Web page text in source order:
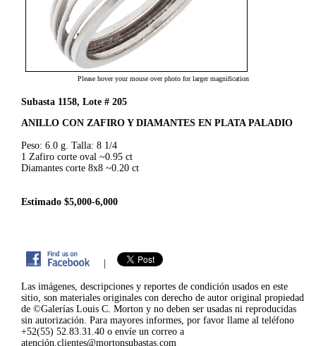
Please hover your mouse over photo for larger magnification
Subasta 1158, Lote # 205
ANILLO CON ZAFIRO Y DIAMANTES EN PLATA PALADIO
Peso: 6.0 g. Talla: 8 1/4
1 Zafiro corte oval ~0.95 ct
Diamantes corte 8x8 ~0.20 ct
Estimado $5,000-6,000
|
Las imágenes, descripciones y reportes de condición usados en este
sitio, son materiales originales con derecho de autor original propiedad
de ©Galerías Louis C. Morton y no deben ser usadas ni reproducidas
sin autorización. Para mayores informes, por favor llame al teléfono
+52(55) 52.83.31.40 o envíe un correo a
atención.clientes@mortonsubastas.com